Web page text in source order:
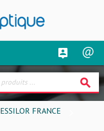
search
ESSILOR FRANCE